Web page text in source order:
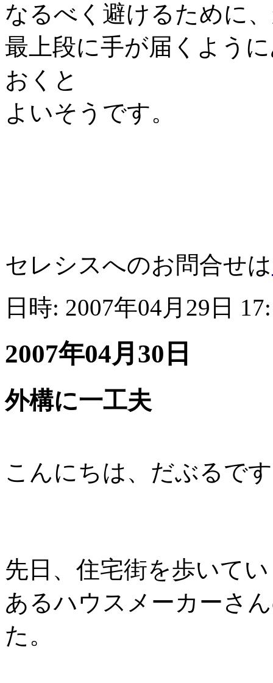
なるべく避けるために
最上段に手が届くよう
おくと
よいそうです。
セレシスへのお問合せは
日時: 2007年04月29日
2007年04月30日
外構に一工夫
こんにちは、だぶるで
先日、住宅街を歩いて
あるハウスメーカーさ
た。